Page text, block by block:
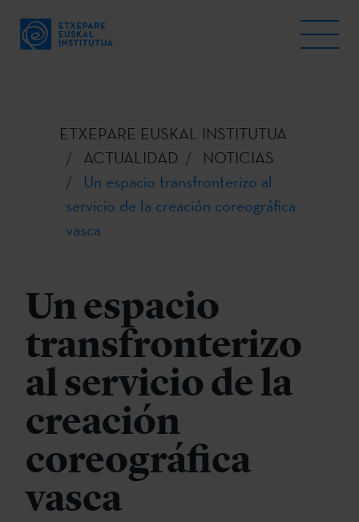
ETXEPARE EUSKAL INSTITUTUA
ACTUALIDAD
NOTICIAS
Un espacio transfronterizo al
servicio de la creación coreográfica
vasca
Un espacio
transfronterizo
al servicio de la
creación
coreográfica
vasca